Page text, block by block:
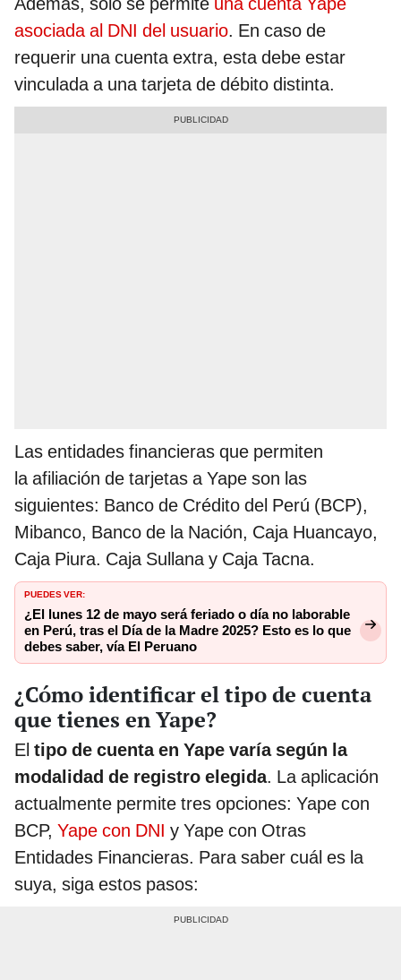
asociada al DNI del usuario. En caso de
requerir una cuenta extra, esta debe estar
vinculada a una tarjeta de débito distinta.
Las entidades financieras que permiten
la afiliación de tarjetas a Yape son las
siguientes: Banco de Crédito del Perú (BCP),
Mibanco, Banco de la Nación, Caja Huancayo,
Caja Piura. Caja Sullana y Caja Tacna.
PUEDES VER:
¿El lunes 12 de mayo será feriado o día no laborable
en Perú, tras el Día de la Madre 2025? Esto es lo que
debes saber, vía El Peruano
¿Cómo identificar el tipo de cuenta
que tienes en Yape?
El tipo de cuenta en Yape varía según la
modalidad de registro elegida. La aplicación
actualmente permite tres opciones: Yape con
BCP, Yape con DNI y Yape con Otras
Entidades Financieras. Para saber cuál es la
suya, siga estos pasos: